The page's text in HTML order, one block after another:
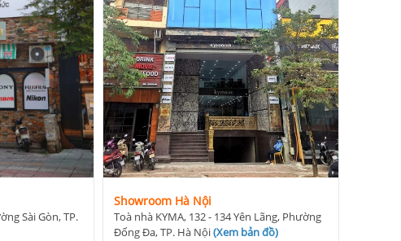
Sài Gòn, TP.
Showroom Hà Nội
Toà nhà KYMA, 132 - 134 Yên Lãng, Phường
Đống Đa, TP. Hà Nội(Xem bản đồ)